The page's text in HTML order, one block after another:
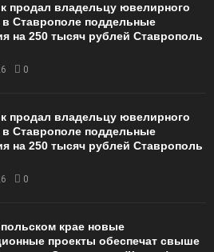
продал владельцу ювелирного
в Ставрополе поддельные
на 250 тысяч рублей Ставрополь
0
продал владельцу ювелирного
в Ставрополе поддельные
на 250 тысяч рублей Ставрополь
0
крае новые
проекты обеспечат свыше